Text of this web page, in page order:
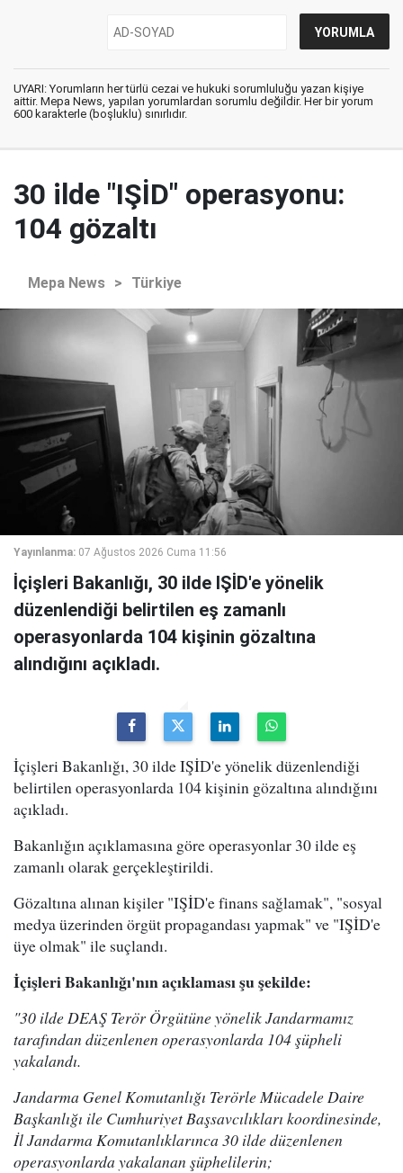
UYARI: Yorumların her türlü cezai ve hukuki sorumluluğu yazan kişiye
aittir. Mepa News, yapılan yorumlardan sorumlu değildir. Her bir yorum
600 karakterle (boşluklu) sınırlıdır.
30 ilde "IŞİD" operasyonu:
104 gözaltı
Mepa News > Türkiye
Yayınlanma: 07 Ağustos 2026 Cuma 11:56
İçişleri Bakanlığı, 30 ilde IŞİD'e yönelik
düzenlendiği belirtilen eş zamanlı
operasyonlarda 104 kişinin gözaltına
alındığını açıkladı.
İçişleri Bakanlığı, 30 ilde IŞİD'e yönelik düzenlendiği
belirtilen operasyonlarda 104 kişinin gözaltına alındığını
açıkladı.
Bakanlığın açıklamasına göre operasyonlar 30 ilde eş
zamanlı olarak gerçekleştirildi.
Gözaltına alınan kişiler "IŞİD'e finans sağlamak", "sosyal
medya üzerinden örgüt propagandası yapmak" ve "IŞİD'e
üye olmak" ile suçlandı.
İçişleri Bakanlığı'nın açıklaması şu şekilde:
"30 ilde DEAŞ Terör Örgütüne yönelik Jandarmamız
tarafından düzenlenen operasyonlarda 104 şüpheli
yakalandı.
Jandarma Genel Komutanlığı Terörle Mücadele Daire
Başkanlığı ile Cumhuriyet Başsavcılıkları koordinesinde,
İl Jandarma Komutanlıklarınca 30 ilde düzenlenen
operasyonlarda yakalanan şüphelilerin;